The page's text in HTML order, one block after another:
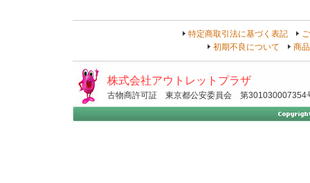
特定商取引法に基づく表記
初期不良について
商
株式会社アウトレットプラザ
古物商許可証 東京都公安委員会 第301030007354